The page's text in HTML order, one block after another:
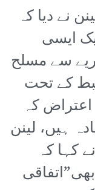
نے دیا کہ
ایسی
سے مسلح
کے تحت
کہ
ہیں، لینن
کہا کہ